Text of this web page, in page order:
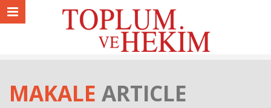
MAKALE ARTICLE